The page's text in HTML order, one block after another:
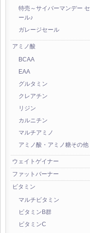
特売～サイバーマンデー セ
ール♪
ガレージセール
アミノ酸
BCAA
EAA
グルタミン
クレアチン
リジン
カルニチン
マルチアミノ
アミノ酸・アミノ糖その他
ウェイトゲイナー
ファットバーナー
ビタミン
マルチビタミン
ビタミンB群
ビタミンC